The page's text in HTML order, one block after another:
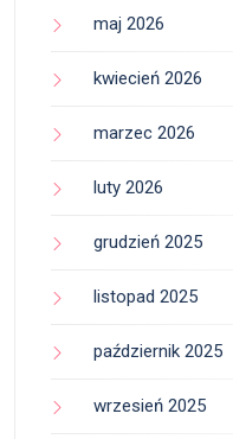
maj 2026
kwiecień 2026
marzec 2026
luty 2026
grudzień 2025
listopad 2025
październik 2025
wrzesień 2025